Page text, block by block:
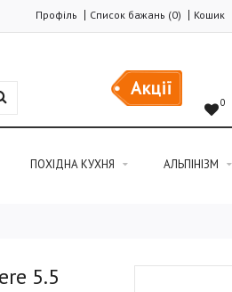
Профіль Список бажань (0) Кошик
Акції
0
ПОХІДНА КУХНЯ АЛЬПІНІЗМ
5.5